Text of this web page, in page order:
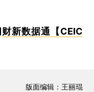
财新数据通【CEIC
版面编辑：王丽琨